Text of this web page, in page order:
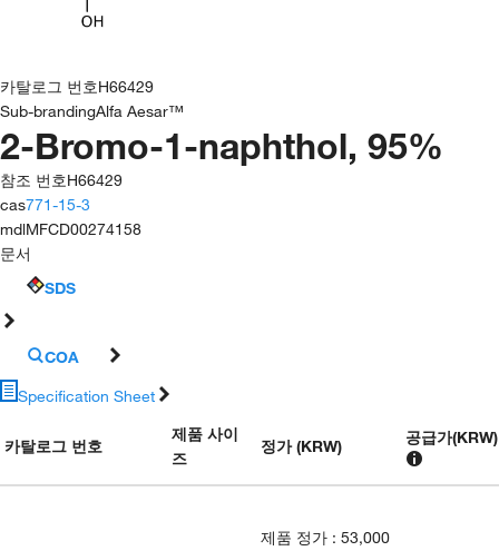
카탈로그 번호H66429
Sub-brandingAlfa Aesar™
2-Bromo-1-naphthol, 95%
참조 번호H66429
cas771-15-3
mdlMFCD00274158
문서
SDS
COA
Specification Sheet
카탈로그 번호
제품 사이
즈
정가 (KRW) 공급가(KRW)
제품 정가 : 53,000